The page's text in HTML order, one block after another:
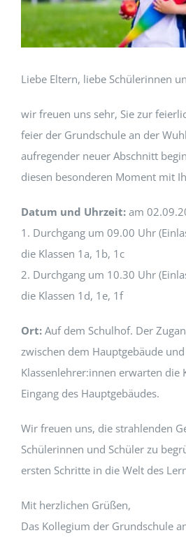
Liebe Eltern, liebe Schü­lerin­nen
wir freuen uns sehr, Sie zur
feier der Grund­schule an der
aufre­gen­der neuer Abschnitt
diesen beson­deren Moment mit
Datum und Uhrzeit: am
1. Durch­gang um 09.00 Uhr
die Klassen 1a, 1b, 1c
2. Durch­gang um 10.30 Uhr
die Klassen 1d, 1e, 1f
Ort: Auf dem Schul­hof. Der
zwis­chen dem Haupt­ge­bäude und
Klassenlehrer:innen erwarten die
Ein­gang des Haupt­ge­bäudes.
Wir freuen uns, die strahlen­den
Schü­lerin­nen und Schüler zu
ersten Schritte in die Welt des
Mit her­zlichen Grüßen,
Das Kol­legium der Grund­schule